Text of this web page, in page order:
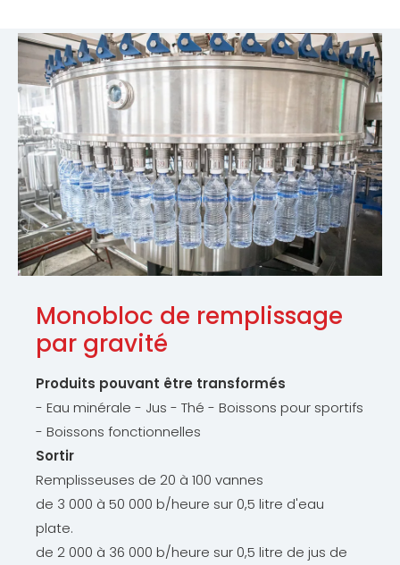
Monobloc de remplissage
par gravité
Produits pouvant être transformés
- Eau minérale - Jus - Thé - Boissons pour sportifs
- Boissons fonctionnelles
Sortir
Remplisseuses de 20 à 100 vannes
de 3 000 à 50 000 b/heure sur 0,5 litre d'eau
plate.
de 2 000 à 36 000 b/heure sur 0,5 litre de jus de